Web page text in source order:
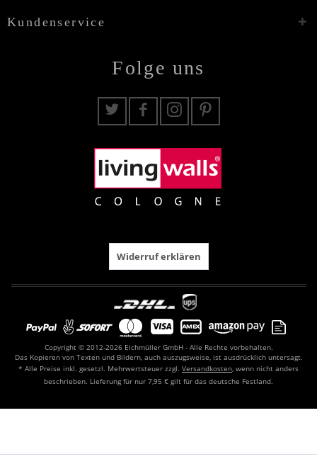
Kundenservice
Folge uns
Widerruf erklären
Copyright © 2012-2026 Eichmüller GmbH - Alle Rechte vorbehalten.
Das Kopieren von Texten und Bildern, auch auszugsweise, ist ausdrücklich untersagt.
* Alle Preise inkl. gesetzl. Mehrwertsteuer zzgl. Versandkosten , wenn nicht anders
beschrieben. Lieferung für nur 7,95 € gilt für das deutsche Festland.